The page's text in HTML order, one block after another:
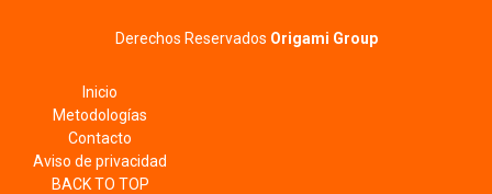
Derechos Reservados Origami Group
Inicio
Metodologías
Contacto
Aviso de privacidad
BACK TO TOP